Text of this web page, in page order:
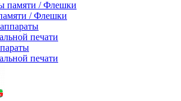
/ Флешки
печати